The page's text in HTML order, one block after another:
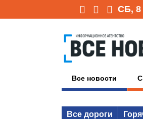
СБ, 8
Все новости
Все дороги